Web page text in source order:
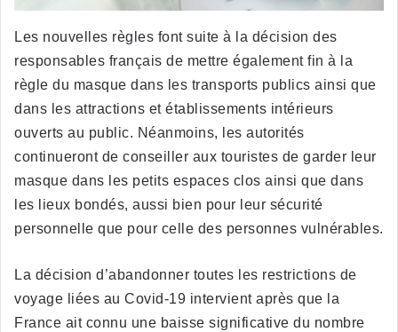
Les nouvelles règles font suite à la décision des
responsables français de mettre également fin à la
règle du masque dans les transports publics ainsi que
dans les attractions et établissements intérieurs
ouverts au public. Néanmoins, les autorités
continueront de conseiller aux touristes de garder leur
masque dans les petits espaces clos ainsi que dans
les lieux bondés, aussi bien pour leur sécurité
personnelle que pour celle des personnes vulnérables.
La décision d’abandonner toutes les restrictions de
voyage liées au Covid-19 intervient après que la
France ait connu une baisse significative du nombre